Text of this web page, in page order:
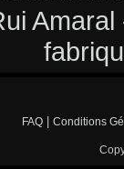
FAQ Conditions